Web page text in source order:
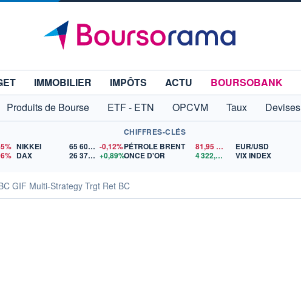
IMMOBILIER IMPÔTS ACTU
BOURSOBANK
Produits de Bourse ETF - ETN OPCVM Taux Devises
NIKKEI 65 606,71 -0,12%
DAX
26 371,87 +0,89%
CHIFFRES-CLÉS
PÉTROLE BRENT
81,95
ONCE D'OR
4 322,42 $US
EUR/USD
VIX INDEX
GIF Multi-Strategy Trgt Ret BC